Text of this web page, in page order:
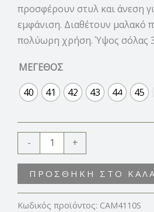
προσφέρουν στυλ και άνεση
εμφάνιση. Διαθέτουν μαλακό
πολύωρη χρήση. Ύψος σόλας
ΜΕΓΕΘΟΣ
40
41 42 43 44 45
- +
ΠΡΟΣΘΉΚΗ ΣΤΟ
Κωδικός προϊόντος: CAM4110S